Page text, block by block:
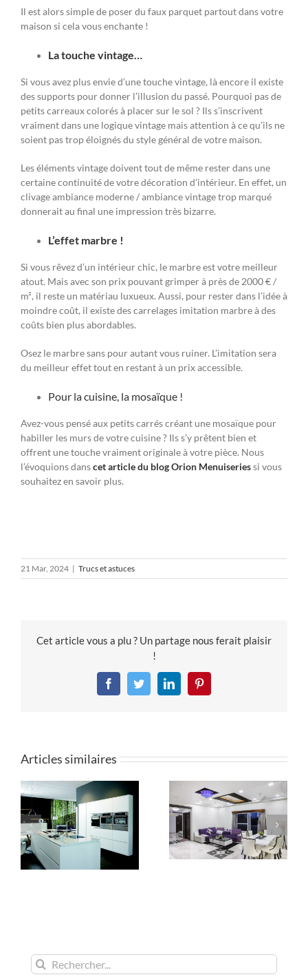
Il est alors simple de poser du faux parquet partout dans votre
maison si cela vous enchante !
La touche vintage…
Si vous avez plus envie d’une touche vintage, là encore il existe
des supports pour donner l’illusion du passé. Pourquoi pas de
petits carreaux colorés à placer sur le sol ? Ils s’inscrivent
vraiment dans une logique vintage mais attention à ce qu’ils ne
soient pas trop éloignés du style général de votre maison.
Les éléments vintage doivent tout de même rester dans une
certaine continuité de votre décoration d’intérieur. En effet, un
clivage ambiance moderne / ambiance vintage trop marqué
donnerait au final une impression très bizarre.
L’effet marbre !
Si vous rêvez d’un intérieur chic, le marbre est votre meilleur
atout. Mais avec son prix pouvant grimper à près de 2000 € /
m², il reste un matériau luxueux. Aussi, pour rester dans l’idée à
moindre coût, il existe des carrelages imitation marbre à des
coûts bien plus abordables.
Osez le marbre sans pour autant vous ruiner. L’imitation sera
du meilleur effet tout en restant à un prix accessible.
Pour la cuisine, la mosaïque !
Avez-vous pensé aux petits carrés créant une mosaïque pour
habiller les murs de votre cuisine ? Ils s’y prêtent bien et
offrent une touche vraiment originale à votre pièce. Nous
l’évoquions danscet article du blog Orion Menuiseriessi vous
souhaitez en savoir plus.
21 Mar, 2024 | Trucs et astuces
Cet article vous a plu ? Un partage nous ferait plaisir
!
FacebookTwitterLinkedInPinterest
Articles similaires
Rechercher: